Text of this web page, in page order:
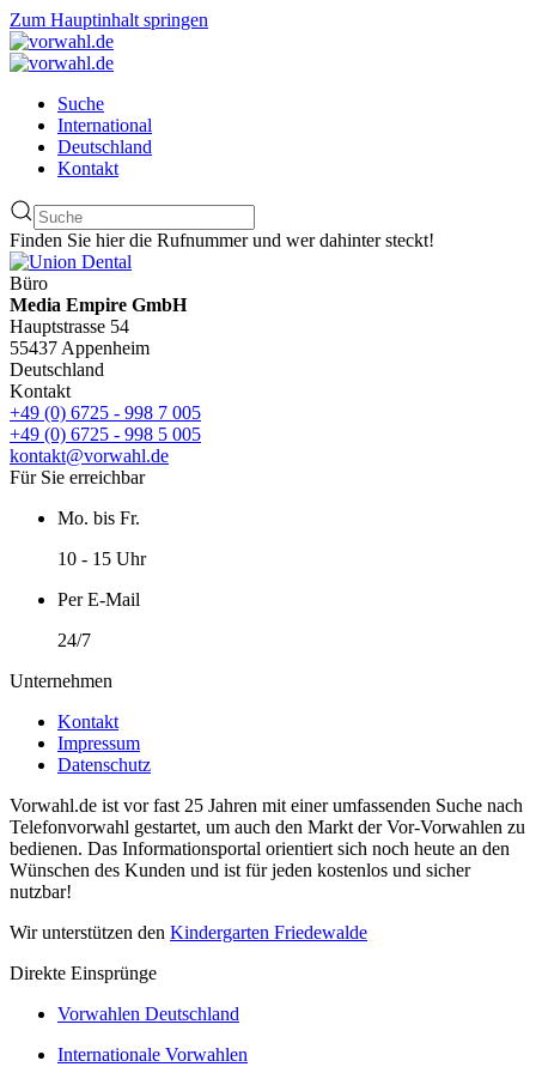
Zum Hauptinhalt springen
Suche
International
Deutschland
Kontakt
Finden Sie hier die Rufnummer und wer dahinter steckt!
Büro
Media Empire GmbH
Hauptstrasse 54
55437 Appenheim
Deutschland
Kontakt
+49 (0) 6725 - 998 7 005
+49 (0) 6725 - 998 5 005
kontakt@vorwahl.de
Für Sie erreichbar
Mo. bis Fr.
10 - 15 Uhr
Per E-Mail
24/7
Unternehmen
Kontakt
Impressum
Datenschutz
Vorwahl.de ist vor fast 25 Jahren mit einer umfassenden Suche nach
Telefonvorwahl gestartet, um auch den Markt der Vor-Vorwahlen zu
bedienen. Das Informationsportal orientiert sich noch heute an den
Wünschen des Kunden und ist für jeden kostenlos und sicher
nutzbar!
Wir unterstützen den Kindergarten Friedewalde
Direkte Einsprünge
Vorwahlen Deutschland
Internationale Vorwahlen